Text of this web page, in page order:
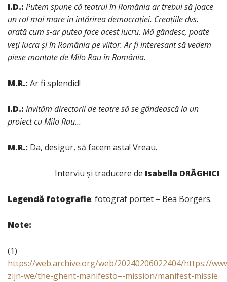
I.D.: Putem spune că teatrul în România ar trebui să joace
un rol mai mare în întărirea democrației. Creațiile dvs.
arată cum s-ar putea face acest lucru. Mă gândesc, poate
veți lucra și în România pe viitor. Ar fi interesant să vedem
piese montate de Milo Rau în România.
M.R.: Ar fi splendid!
I.D.: Invităm directorii de teatre să se gândească la un
proiect cu Milo Rau…
M.R.: Da, desigur, să facem asta! Vreau.
Interviu și traducere de Isabella DRĂGHICI
Legendă fotografie: fotograf portet – Bea Borgers.
Note:
(1)
https://web.archive.org/web/20240206022404/https://
zijn-we/the-ghent-manifesto–-mission/manifest-missie